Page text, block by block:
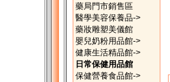
藥局門市銷售區
醫學美容保養品->
藥妝雕塑美儀館
嬰兒奶粉用品館->
健康生活精品館->
日常保健用品館
保健營養食品館->